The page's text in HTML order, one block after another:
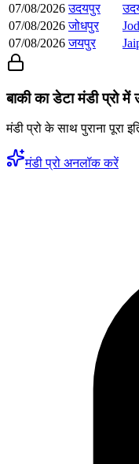
07/08/2026 उदयपुर
07/08/2026 जोधपुर
07/08/2026 जयपुर
बाकी का डेटा मंडी प्रो में
मंडी प्रो के साथ पुराना
मंडी प्रो अनलॉक करें